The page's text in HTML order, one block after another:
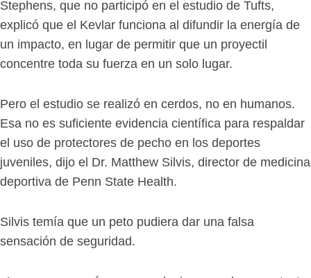
Stephens, que no participó en el estudio de Tufts,
explicó que el Kevlar funciona al difundir la energía de
un impacto, en lugar de permitir que un proyectil
concentre toda su fuerza en un solo lugar.
Pero el estudio se realizó en cerdos, no en humanos.
Esa no es suficiente evidencia científica para respaldar
el uso de protectores de pecho en los deportes
juveniles, dijo el Dr. Matthew Silvis, director de medicina
deportiva de Penn State Health.
Silvis temía que un peto pudiera dar una falsa
sensación de seguridad.